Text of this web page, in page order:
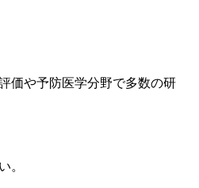
価や予防医学分野で多数の研
。